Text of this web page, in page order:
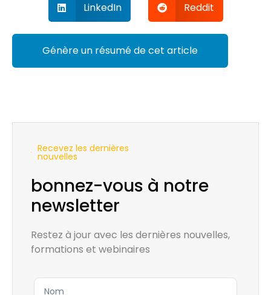
LinkedIn Reddit
Génère un résumé de cet article
Recevez les dernières
nouvelles
bonnez-vous à notre
newsletter
Restez à jour avec les dernières nouvelles,
formations et webinaires